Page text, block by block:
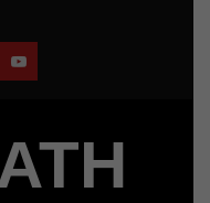
Youtube